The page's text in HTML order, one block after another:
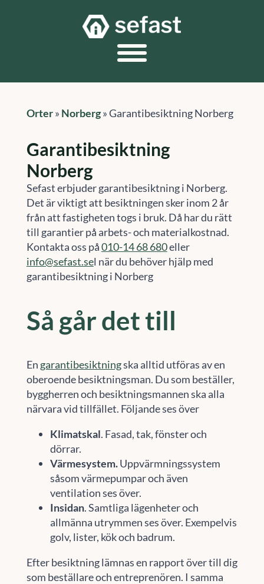
Orter» Norberg»Garantibesiktning Norberg
Garantibesiktning
Norberg
Sefast erbjuder garantibesiktning i Norberg.
Det är viktigt att besiktningen sker inom 2 år
från att fastigheten togs i bruk. Då har du rätt
till garantier på arbets- och materialkostnad.
Kontakta oss på010-14 68 680eller
info@sefast.sel när du behöver hjälp med
garantibesiktning i Norberg
Så går det till
En garantibesiktningska alltid utföras av en
oberoende besiktningsman. Du som beställer,
byggherren och besiktningsmannen ska alla
närvara vid tillfället. Följande ses över
Klimatskal. Fasad, tak, fönster och
dörrar.
Värmesystem.Uppvärmningssystem
såsom värmepumpar och även
ventilation ses över.
Insidan. Samtliga lägenheter och
allmänna utrymmen ses över. Exempelvis
golv, lister, kök och badrum.
Efter besiktning lämnas en rapport över till dig
som beställare och entreprenören. I samma